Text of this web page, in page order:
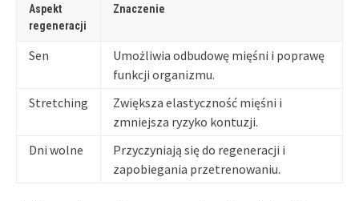
Aspekt
regeneracji
Znaczenie
Sen
Umożliwia odbudowę mięśni i poprawę
funkcji organizmu.
Stretching
Zwiększa elastyczność mięśni i
zmniejsza ryzyko kontuzji.
Dni wolne
Przyczyniają się do regeneracji i
zapobiegania przetrenowaniu.